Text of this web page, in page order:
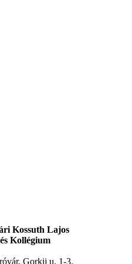
Kossuth Lajos
Kollégium
Gorkij u. 1-3.